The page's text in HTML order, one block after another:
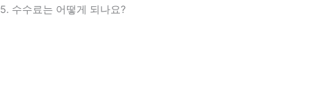
5. 수수료는 어떻게 되나요?